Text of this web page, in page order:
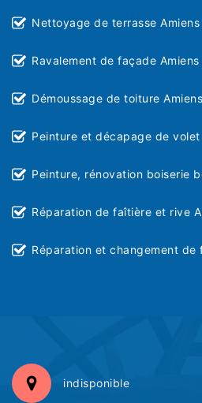
Nettoyage de terrasse Amiens
Ravalement de façade Amiens
Démoussage de toiture Amiens
Peinture et décapage de volet
Peinture, rénovation boiserie
Réparation de faîtière et rive
Réparation et changement
indisponible